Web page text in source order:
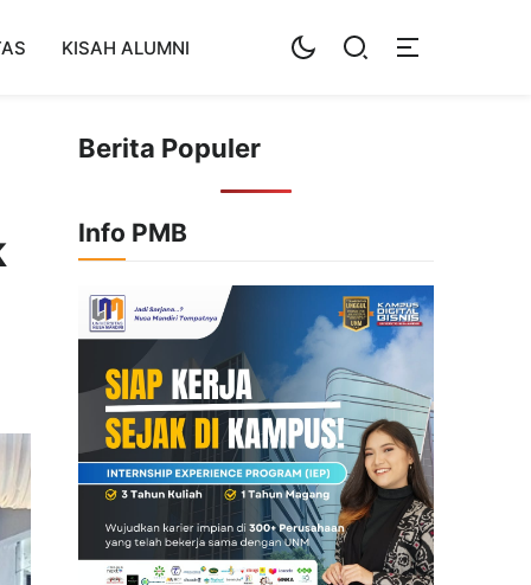
KISAH ALUMNI
Berita Populer
Info PMB